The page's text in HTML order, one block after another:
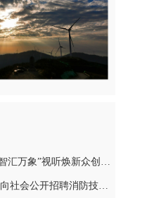
关于开展“看见生活·智汇万象”视听焕新众创计划暨“AI遇见非遗”年度主题创作实践活动的通知
新邵县消防救援局面向社会公开招聘消防技术服务队人员的公告